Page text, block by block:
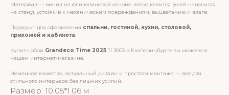
Материал — винил на флизелиновой основе: легко клеится (клей наносится
на стену), устойчив к механическим повреждениям, выцветанию и влаге.
Подходит для оформления спальни, гостиной, кухни, столовой,
прихожей и кабинета.
Купить обои Grandeco Time 2025 TI 3003 в Екатеринбурге вы можете в
нашем интернет-магазине.
Немецкое качество, актуальный дизайн и простота монтажа — всё для
стильного интерьера без лишних усилий.
Размер: 10.05*1.06 м